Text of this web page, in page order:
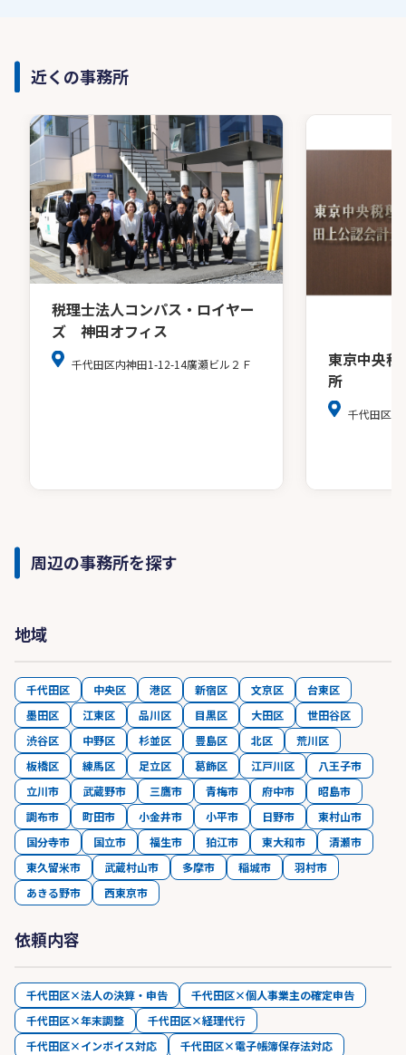
近くの事務所
税理士法人コンパス・ロイヤー
ズ 神田オフィス
千代田区内神田1-12-14廣瀬ビル２Ｆ
東京中央
所
千代田区麹
周辺の事務所を探す
地域
千代田区 中央区 港区 新宿区 文京区
台東区
墨田区
江東区 品川区 目黒区 大田区
世田谷区
渋谷区
中野区 杉並区 豊島区 北区
荒川区
板橋区
練馬区 足立区 葛飾区 江戸川区
八王子市
立川市
武蔵野市 三鷹市 青梅市 府中市
昭島市
調布市
町田市 小金井市 小平市 日野市
東村山市
国分寺市
国立市 福生市 狛江市 東大和市
清瀬市
東久留米市
武蔵村山市 多摩市 稲城市
羽村市
あきる野市
西東京市
依頼内容
千代田区×法人の決算・申告
千代田区×個人事業主の確定申告
千代田区×年末調整
千代田区×経理代行
千代田区×インボイス対応
千代田区×電子帳簿保存法対応